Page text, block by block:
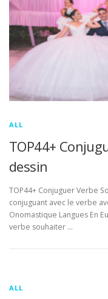
ALL
TOP44+
dessin
TOP44+ Conjuguer Verbe
conjuguant avec le verbe
Onomastique Langues En
verbe souhaiter …
ALL